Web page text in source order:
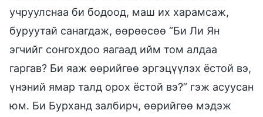
учруулснаа би бодоод, маш их харамсаж,
буруутай санагдаж, өөрөөсөө “Би Ли Ян
эгчийг сонгохдоо яагаад ийм том алдаа
гаргав? Би яаж өөрийгөө эргэцүүлэх ёстой вэ,
үнэний ямар талд орох ёстой вэ?” гэж асуусан
юм. Би Бурханд залбирч, өөрийгөө мэдэж